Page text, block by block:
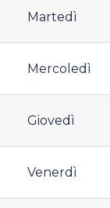
Martedì
Mercoledì
Giovedì
Venerdì